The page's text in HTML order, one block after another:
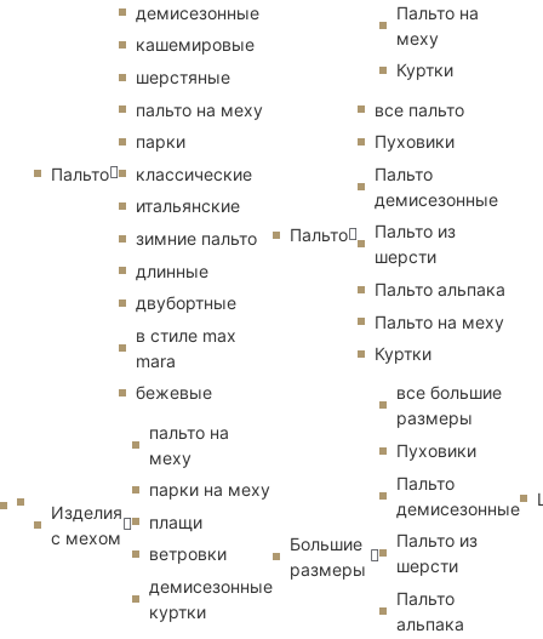
Пальто
демисезонные
кашемировые
шерстяные
пальто на меху
парки
классические
итальянские
зимние пальто
длинные
двубортные
в стиле max
mara
бежевые
Изделия
с мехом
пальто на
меху
парки на меху
плащи
ветровки
демисезонные
куртки
Пальто на
меху
Куртки
Пальто
все пальто
Пуховики
Пальто
демисезонные
Пальто из
шерсти
Пальто альпака
Пальто на меху
Куртки
Большие
размеры
все большие
размеры
Пуховики
Пальто
демисезонные
Пальто из
шерсти
Пальто
альпака